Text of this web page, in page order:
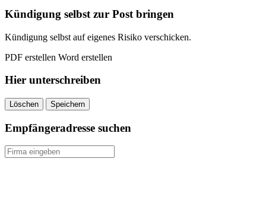
quantity
Kündigung selbst zur Post bringen
Kündigung selbst auf eigenes Risiko verschicken.
PDF erstellen Word erstellen
Hier unterschreiben
Löschen Speichern
Empfängeradresse suchen